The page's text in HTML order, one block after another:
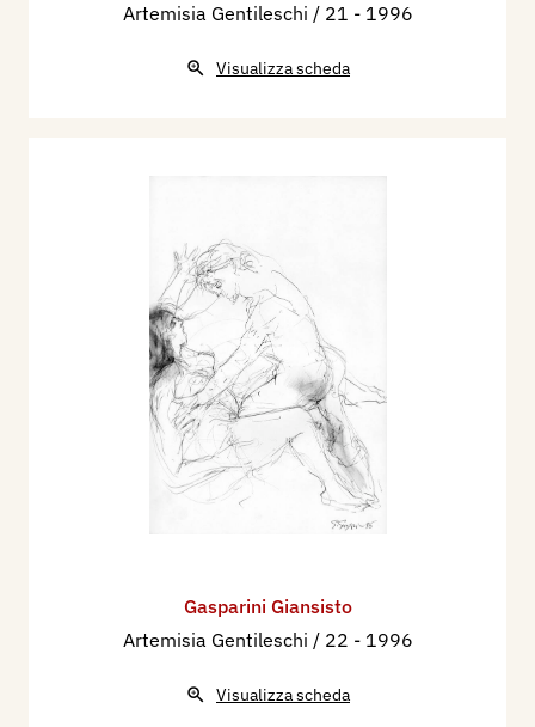
Artemisia Gentileschi / 21 - 1996
Visualizza scheda
Gasparini Giansisto
Artemisia Gentileschi / 22 - 1996
Visualizza scheda